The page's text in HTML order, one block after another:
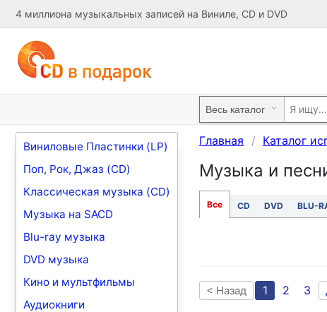
4 миллиона музыкальных записей на Виниле, CD и DVD
Виниловые Пластинки (LP)
Поп, Рок, Джаз (CD)
Классическая музыка (CD)
Музыка на SACD
Blu-ray музыка
DVD музыка
Кино и мультфильмы
Аудиокниги
Главная Каталог
Музыка и
Все CD DVD BLU-
< Назад 1 2 3